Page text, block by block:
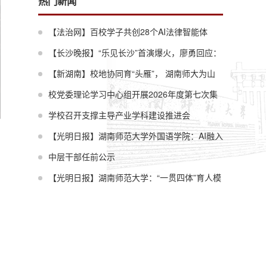
【法治网】百校学子共创28个AI法律智能体
——第五届“大数据与法律检索”暑期学校落幕
【长沙晚报】“乐见长沙”首演爆火，廖勇回应：
这才叫通气
【新湖南】校地协同育“头雁”， 湖南师大为山
区教育数字化转型蓄力
校党委理论学习中心组开展2026年度第七次集
体学习
学校召开支撑主导产业学科建设推进会
【光明日报】湖南师范大学外国语学院：AI融入
课堂 教育更鲜活
中层干部任前公示
【光明日报】湖南师范大学：“一贯四体”育人模